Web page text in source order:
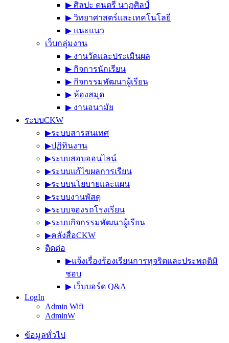
▶︎ ศิลปะ ดนตรี นาฏศิลป์
▶︎ วิทยาศาสตร์และเทคโนโลยี
▶︎ แนะแนว
เว็บกลุ่มงาน
▶︎ งานวัดและประเมินผล
▶︎ กิจการนักเรียน
▶︎ กิจกรรมพัฒนาผู้เรียน
▶︎ ห้องสมุด
▶︎ งานอนามัย
ระบบCKW
▶︎ระบบสารสนเทศ
▶︎ปฏิทินงาน
▶︎ระบบสอบออนไลน์
▶︎ระบบแก้ไขผลการเรียน
▶︎ระบบนโยบายและแผน
▶︎ระบบงานพัสดุ
▶︎ระบบจองรถโรงเรียน
▶︎ระบบกิจกรรมพัฒนาผู้เรียน
▶︎คลังสื่อCKW
ติดต่อ
▶︎แจ้งเรื่องร้องเรียนการทุจริตและประพฤติมิ
ชอบ
▶︎ เว็บบอร์ด Q&A
LogIn
Admin Wifi
AdminW
ข้อมูลทั่วไป